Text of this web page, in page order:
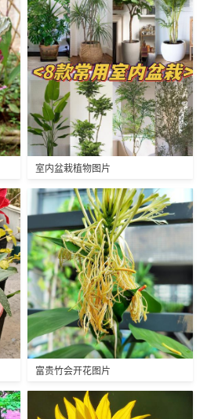
室内盆栽植物图片
富贵竹会开花图片